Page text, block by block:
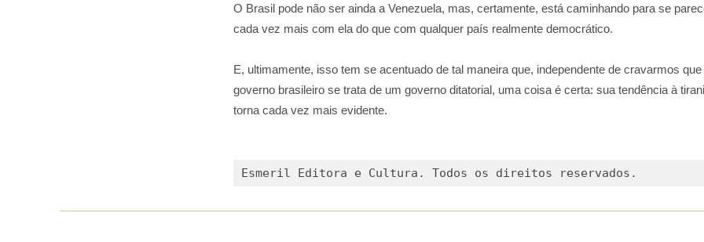
O Brasil pode não ser ainda a Venezuela, mas, certamente, está caminhando para se
cada vez mais com ela do que com qualquer país realmente democrático.
E, ultimamente, isso tem se acentuado de tal maneira que, independente de cravarmos que
governo brasileiro se trata de um governo ditatorial, uma coisa é certa: sua tendência à
torna cada vez mais evidente.
Esmeril Editora e Cultura. Todos os direitos reservados.